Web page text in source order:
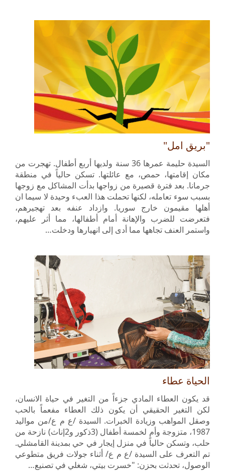
"بريق امل"
السيدة حليمة عمرها 36 سنة ولديها أربع أطفال. تهجرت من
مكان إقامتها، حمص، مع عائلتها. تسكن حالياً في منطقة
جرمانا. بعد فترة قصيرة من زواجها بدأت المشاكل مع زوجها
بسبب سوء تعامله، لكنها تحملت هذا العبء وحيدة لا سيما ان
أهلها مقيمون خارج سوريا. وازداد عنفه بعد تهجيرهم،
فتعرضت للضرب والإهانة أمام أطفالها، مما أثر عليهم،
واستمر العنف تجاهها مما أدى إلى انهيارها ودخلت…
الحياة عطاء
قد يكون العطاء المادي جزءاً من التغير في حياة الانسان،
لكن التغير الحقيقي أن يكون ذلك العطاء مفعماً بالحب
وصقل المواهب وزيادة الخبرات. السيدة /ع م ع/من مواليد
1987، متزوجة وأم لخمسة أطفال (3ذكور و2إناث) نازحة من
حلب، وتسكن حالياً في منزل إيجار في حي بمدينة القامشلي.
تم التعرف على السيدة /ع م ع/ أثناء جولات فريق متطوعي
الوصول، تحدثت بحزن: "خسرت بيتي، شغلي في تصنيع…